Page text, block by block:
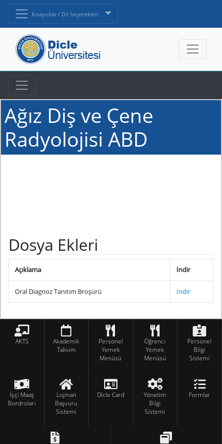
Kısayollar / Dil Seçenekleri
Ağız Diş ve Çene
Radyolojisi ABD
Dosya Ekleri
Açıklama İndir
Oral Diagnoz Tanıtım Broşürü İndir
AKTS
Akademik
Takvim
Personel
Yemek
Menüsü
Öğrenci
Yemek
Menüsü
Personel
Bilgi
Sistemi
İşçi Maaş
Bordroları
Lojman
Başvuru
Sistemi
Dicle Card
Yönetim
Bilgi
Sistemi
Formlar